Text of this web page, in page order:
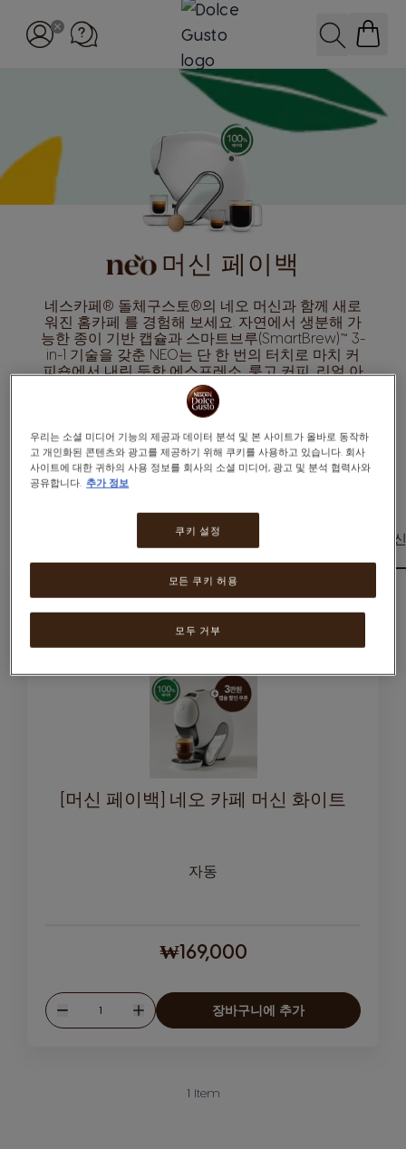
검색
머신 페이백
네스카페® 돌체구스토®의 네오 머신과 함께 새로
워진 홈카페 를 경험해 보세요. 자연에서 생분해 가
능한 종이 기반 캡슐과 스마트브루(SmartBrew)™ 3-
in-1 기술을 갖춘 NEO는 단 한 번의 터치로 마치 커
피숍에서 내린 듯한 에스프레소, 룽고 커피, 리얼 아
메리카노를 선보입니다.
종이 기반 NEO 캡슐을 위한NEO 머신입니다.
네오 스타벅스앳홈팩 네오 머
[머신 페이백] 네오 카페 머신 화이트
자동
₩169,000
수량
늘리기
장바구니에 추가
1 Item
우리는 소셜 미디어 기능의 제공과 데이터 분석 및 본 사이트가 올바로 동작하
고 개인화된 콘텐츠와 광고를 제공하기 위해 쿠키를 사용하고 있습니다. 회사
사이트에 대한 귀하의 사용 정보를 회사의 소셜 미디어, 광고 및 분석 협력사와
공유합니다. 추가 정보
쿠키 설정
모두 거부
모든 쿠키 허용